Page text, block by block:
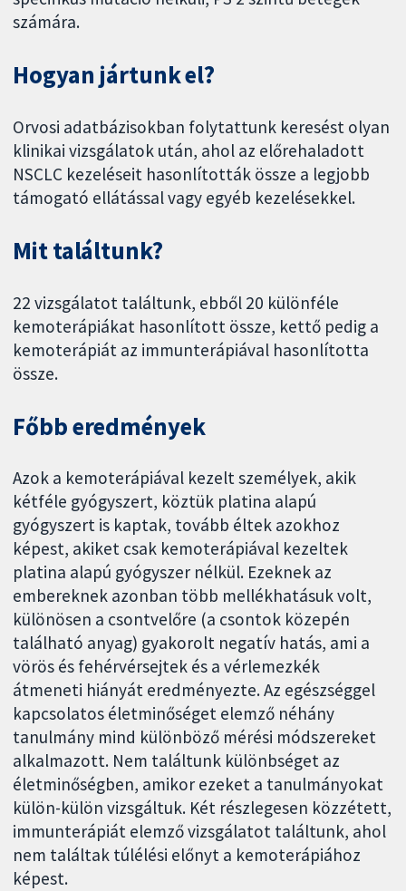
számára.
Hogyan jártunk el?
Orvosi adatbázisokban folytattunk keresést olyan
klinikai vizsgálatok után, ahol az előrehaladott
NSCLC kezeléseit hasonlították össze a legjobb
támogató ellátással vagy egyéb kezelésekkel.
Mit találtunk?
22 vizsgálatot találtunk, ebből 20 különféle
kemoterápiákat hasonlított össze, kettő pedig a
kemoterápiát az immunterápiával hasonlította
össze.
Főbb eredmények
Azok a kemoterápiával kezelt személyek, akik
kétféle gyógyszert, köztük platina alapú
gyógyszert is kaptak, tovább éltek azokhoz
képest, akiket csak kemoterápiával kezeltek
platina alapú gyógyszer nélkül. Ezeknek az
embereknek azonban több mellékhatásuk volt,
különösen a csontvelőre (a csontok közepén
található anyag) gyakorolt negatív hatás, ami a
vörös és fehérvérsejtek és a vérlemezkék
átmeneti hiányát eredményezte. Az egészséggel
kapcsolatos életminőséget elemző néhány
tanulmány mind különböző mérési módszereket
alkalmazott. Nem találtunk különbséget az
életminőségben, amikor ezeket a tanulmányokat
külön-külön vizsgáltuk. Két részlegesen közzétett,
immunterápiát elemző vizsgálatot találtunk, ahol
nem találtak túlélési előnyt a kemoterápiához
képest.